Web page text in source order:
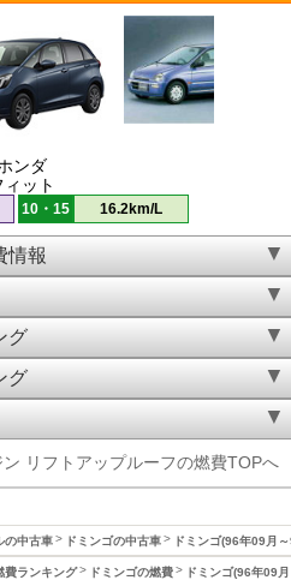
ンダ
ィット
10・15 16.2km/L
情報
グ
グ
リフトアップルーフの燃費TOPへ
の中古車 ドミンゴの中古車 ドミンゴ(96年09月
費ランキング ドミンゴの燃費 ドミンゴ(96年09